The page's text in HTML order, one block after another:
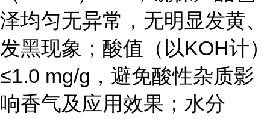
泽均匀无异常，无明显发黄、
发黑现象；酸值（以KOH计）
≤1.0 mg/g，避免酸性杂质影
响香气及应用效果；水分